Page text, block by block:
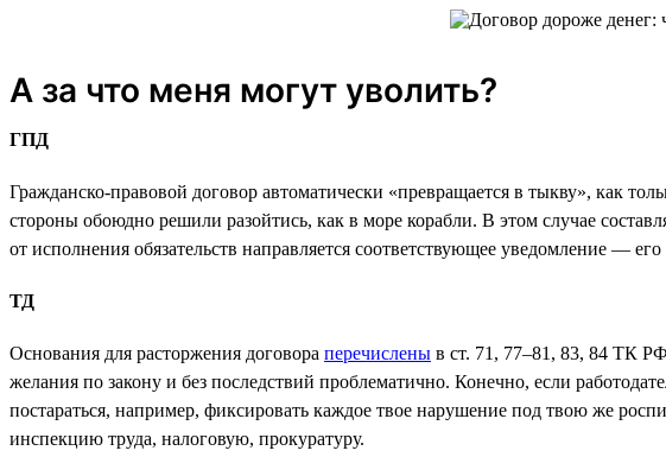
А за что меня могут уволить?
ГПД
Гражданско-правовой договор автоматически «превращается в тыкву», как
стороны обоюдно решили разойтись, как в море корабли. В этом случае
от исполнения обязательств направляется соответствующее уведомление —
ТД
Основания для расторжения договора перечислены в ст. 71, 77–81, 83, 84 ТК
желания по закону и без последствий проблематично. Конечно, если
постараться, например, фиксировать каждое твое нарушение под твою же
инспекцию труда, налоговую, прокуратуру.